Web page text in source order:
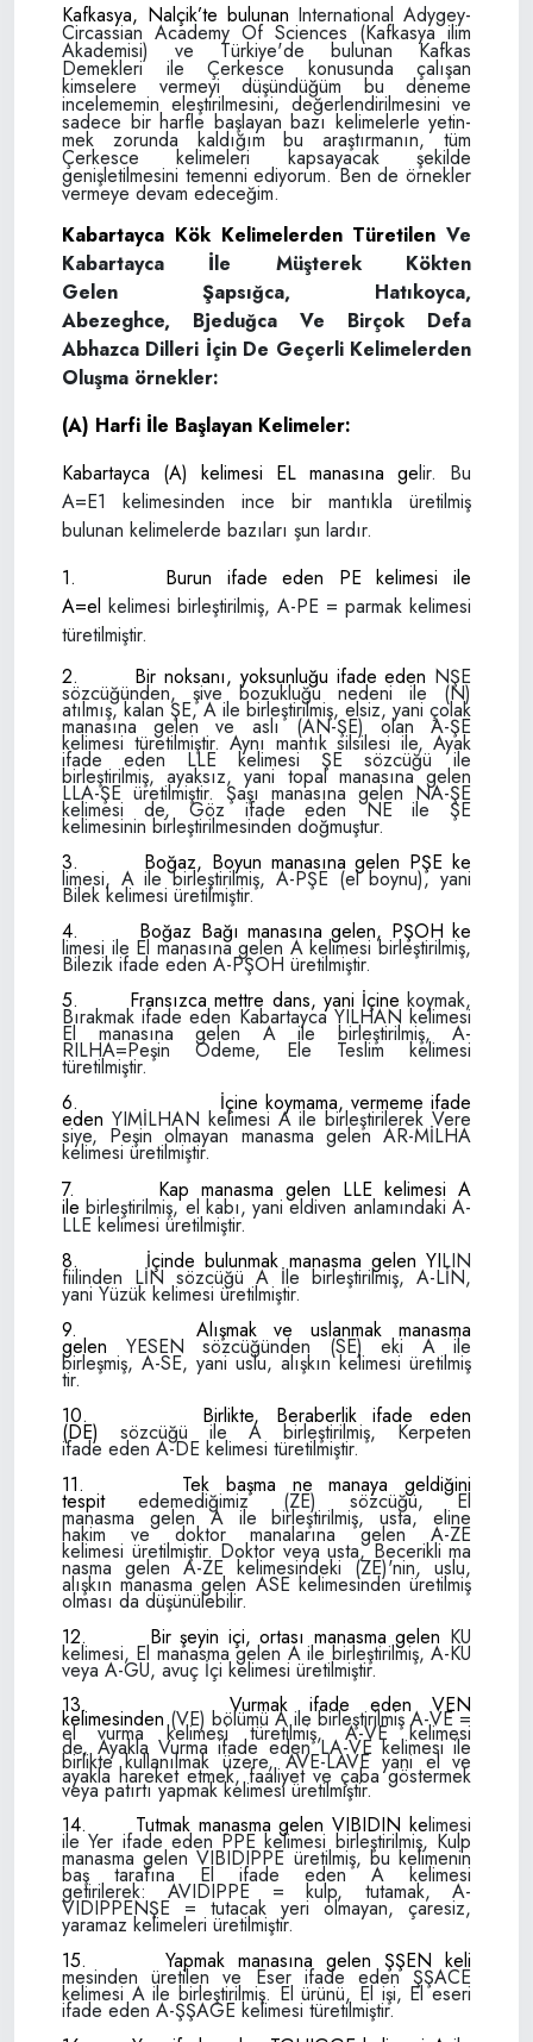
Kafkasya, Nalçik’te bulunan International Adygey-
Circassian Academy Of Sciences (Kafkasya ilim
Akademisi) ve Tür­kiye'de bulunan Kafkas
Demekleri ile Çerkesce konusunda çalışan
kimselere ver­meyi düşündüğüm bu deneme
incelememin eleştirilmesini, değerlendirilmesini ve
sadece bir harfle başlayan bazı kelimelerle yetin­
mek zorunda kaldığım bu araştırmanın, tüm
Çerkesce kelimeleri kapsayacak şekilde
genişletilmesini temenni ediyorum. Ben de örnekler
vermeye devam edeceğim.
Kabartayca Kök Kelimelerden Türetilen Ve
Kabartayca İle Müşterek Kökten
Gelen Şapsığca, Hatıkoyca,
Abezeghce, Bjeduğca Ve Birçok Defa
Abhazca Dilleri İçin De Geçerli Kelimelerden
Oluşma örnekler:
(A) Harfi İle Başlayan Kelimeler:
Kabartayca (A) kelimesi EL manasına ge­lir. Bu
A=E1 kelimesinden ince bir mantıkla üretilmiş
bulunan kelimelerde bazıları şun­ lardır.
1.
Burun ifade eden PE kelimesi ile
A=el kelimesi birleştirilmiş, A-PE = parmak keli­mesi
türetilmiştir.
2.
Bir noksanı, yoksunluğu ifade eden NŞE
sözcüğünden, şive bozukluğu nedeni ile (N)
atılmış, kalan ŞE, A ile birleştirilmiş, elsiz, yani çolak
manasına gelen ve aslı (AN-ŞE) olan A-ŞE
kelimesi türetilmiştir. Aynı mantık silsilesi ile, Ayak
ifade eden LLE ke­limesi ŞE sözcüğü ile
birleştirilmiş, ayaksız,yani topal manasına gelen
LLA-ŞE üretil­miştir. Şaşı manasına gelen NA-ŞE
kelimesi de, Göz ifade eden NE ile ŞE
kelimesinin birleştirilmesinden doğmuştur.
3.
Boğaz, Boyun manasına gelen PŞE ke­
limesi, A ile birleştirilmiş, A-PŞE (el boynu), yani
Bilek kelimesi üretilmiştir.
4.
Boğaz Bağı manasına gelen, PŞOH ke­
limesi ile El manasına gelen A kelimesi bir­leştirilmiş,
Bilezik ifade eden A-PŞOH üre­tilmiştir.
5.
Fransızca mettre dans, yani İçinekoymak,
Bırakmak ifade eden Kabartayca YILHAN kelimesi
El manasına gelen A ile birleştirilmiş, A-
RILHA=Peşin Ödeme, Ele Teslim kelimesi
türetilmiştir.
6.
İçine koymama, vermeme ifade
eden YIMİLHAN kelimesi A ile birleştirilerek Vere­
siye, Peşin olmayan manasma gelen AR-MİLHA
kelimesi üretilmiştir.
7.
Kap manasma gelen LLE kelimesi A
ilebirleştirilmiş, el kabı, yani eldiven anlamın­daki A-
LLE kelimesi üretilmiştir.
8.
İçinde bulunmak manasma gelen YI­LIN
fiilinden LİN sözcüğü A İle birleştirilmiş, A-LİN,
yani Yüzük kelimesi üretilmiştir.
9.
Alışmak ve uslanmak manasma
gelen YESEN sözcüğünden (SE) eki A ile
birleşmiş, A-SE, yani uslu, alışkın kelimesi üretilmiş­
tir.
10.
Birlikte, Beraberlik ifade eden
(DE) sözcüğü ile A birleştirilmiş, Kerpeten
ifade eden A-DE kelimesi türetilmiştir.
11.
Tek başma ne manaya geldiğini
tespitedemediğimiz (ZE) sözcüğü, El
manasma gelen A ile birleştirilmiş, usta, eline
hakim ve doktor manalarına gelen A-ZE
kelimesi üretilmiştir. Doktor veya usta, Becerikli ma­
nasma gelen A-ZE kelimesindeki (ZE)'nin, uslu,
alışkın manasma gelen ASE kelime­sinden üretilmiş
olması da düşünülebilir.
12.
Bir şeyin içi, ortası manasma gelen KU
kelimesi, El manasma gelen A ile birleş­tirilmiş, A-KU
veya A-GU, avuç İçi kelimesi üretilmiştir.
13.
Vurmak ifade eden VEN
kelimesinden(VE) bölümü A ile birleştirilmiş A-VE =
elvurma kelimesi türetilmiş, A-VE kelimesi
de,Ayakla Vurma ifade eden LA-VE kelimesi ile
birlikte kullanılmak üzere, AVE-LAVE yaniel ve
ayakla hareket etmek, faaliyet ve çaba göstermek
veya patırtı yapmak kelimesi üretilmiştir.
14.
Tutmak manasma gelen VIBIDIN ke­limesi
ile Yer ifade eden PPE kelimesi birleş­tirilmiş, Kulp
manasma gelen VIBIDIPPE üretilmiş, bu kelimenin
baş tarafına El ifade eden A kelimesi
getirilerek:AVIDIPPE = kulp, tutamak,A-
VIDIPPENŞE = tutacak yeri olmayan, çaresiz,
yaramaz kelimeleri üretilmiştir.
15.
Yapmak manasına gelen ŞŞEN keli­
mesinden üretilen ve Eser ifade eden ŞŞACE
kelimesi A ile birleştirilmiş. El ürünü, El işi, El eseri
ifade eden A-ŞŞAGE kelimesi türe­tilmiştir.